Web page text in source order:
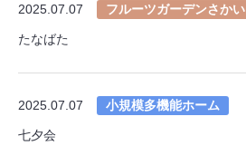
2025.07.07 フルーツガーデンさかい
たなばた
2025.07.07 小規模多機能ホーム
七夕会